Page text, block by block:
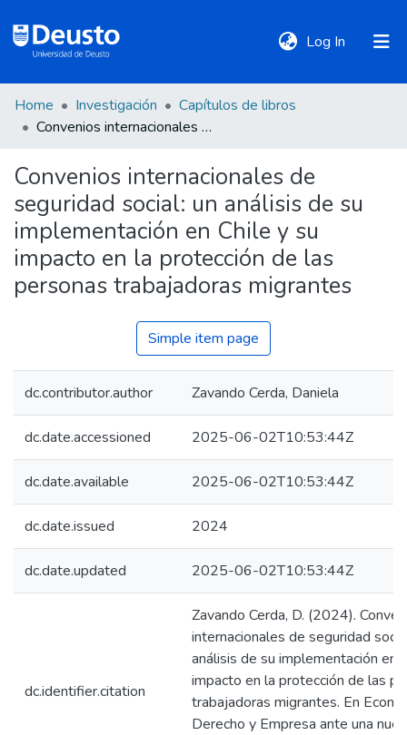
Log In (current)
DeustoTeka
Communities
&
Collections
All of DSpace
Policies
Home Investigación
Capítulos de libros
Convenios internacionales de seguridad social: un análisis de su implementación en Chile y su impacto en la protección de las personas trabajadoras migrantes
Convenios internacionales de
seguridad social: un análisis de su
implementación en Chile y su
impacto en la protección de las
personas trabajadoras migrantes
Simple item page
dc.contributor.author Zavando Cerda, Daniela
dc.date.accessioned 2025-06-02T10:53:44Z
dc.date.available 2025-06-02T10:53:44Z
dc.date.issued 2024
dc.date.updated 2025-06-02T10:53:44Z
dc.identifier.citation
Zavando Cerda, D. (2024).
internacionales de seguridad
análisis de su implementación en
impacto en la protección de las
trabajadoras migrantes. En
Derecho y Empresa ante una